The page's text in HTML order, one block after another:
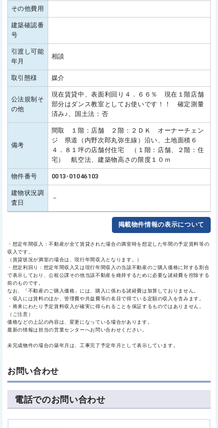
その他費用
建築確認番
号
引渡し可能
年月
相談
取引態様 媒介
公法規制そ
の他
現在賃貸中、表面利回り４．６６％ 現在１階店舗
部分はダンス教室としてお使いです！！ 確定測量
済み♪、国土法：否
備考
間取 １階：店舗 ２階：２ＤＫ オーナーチェン
ジ 県道（内野次郎丸弥生線）沿い、土地面積６
４．８１坪の店舗付住宅 （１階：店舗、２階：住
宅） 航空法、建築物高さの限度１０ｍ
物件番号 0013-01046103
建物状況調
査日
－
掲載物件情報の表示について
・想定年間収入：不動産が全て賃貸された場合の満室時を想定した年間の予定賃料等の
収入です。
（賃貸状況が満室の場合は、現行年間収入となります。）
・想定利回り：想定年間収入又は現行年間収入の当該不動産のご購入価格に対する割合
で表示しており、公租公課その他当該不動産を維持するために必要な諸経費を控除する
前のものです。
なお、「不動産のご購入価格」には、購入に係わる諸経費は加算しておりません。
・収入には賃料のほか、管理費や共益費等の名目で得ている定額の収入を含みます。
・将来にわたり予定賃料収入が確実に得られることを保証するものではありません。
（ご注意）
価格などの上記の内容は、変更になっている場合があります。
最新の情報は担当の営業センターへお問い合わせください。
未完成物件の場合の築年月は、工事完了予定年月として表示しています。
お問い合わせ
電話でのお問い合わせ